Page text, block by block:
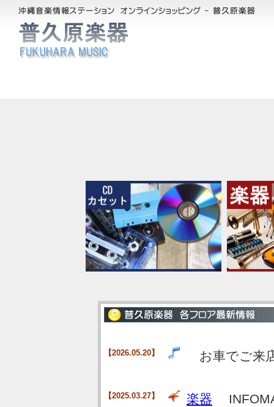
【2026.05.20】 お車でご来
【2025.03.27】 楽器